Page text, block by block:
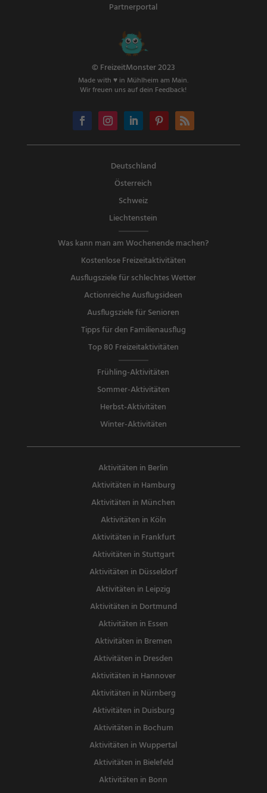
Partnerportal
© FreizeitMonster 2023
Made with ♥ in Mühlheim am Main.
Wir freuen uns auf dein Feedback!
Deutschland
Österreich
Schweiz
Liechtenstein
Was kann man am Wochenende machen?
Kostenlose Freizeitaktivitäten
Ausflugsziele für schlechtes Wetter
Actionreiche Ausflugsideen
Ausflugsziele für Senioren
Tipps für den Familienausflug
Top 80 Freizeitaktivitäten
Frühling-Aktivitäten
Sommer-Aktivitäten
Herbst-Aktivitäten
Winter-Aktivitäten
Aktivitäten in Berlin
Aktivitäten in Hamburg
Aktivitäten in München
Aktivitäten in Köln
Aktivitäten in Frankfurt
Aktivitäten in Stuttgart
Aktivitäten in Düsseldorf
Aktivitäten in Leipzig
Aktivitäten in Dortmund
Aktivitäten in Essen
Aktivitäten in Bremen
Aktivitäten in Dresden
Aktivitäten in Hannover
Aktivitäten in Nürnberg
Aktivitäten in Duisburg
Aktivitäten in Bochum
Aktivitäten in Wuppertal
Aktivitäten in Bielefeld
Aktivitäten in Bonn